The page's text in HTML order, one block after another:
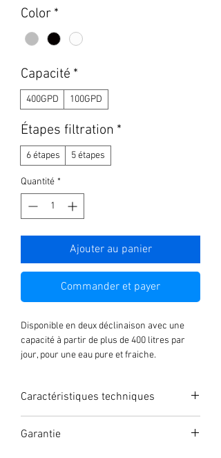
Color *
Capacité *
400GPD 100GPD
Étapes filtration *
6 étapes 5 étapes
Quantité *
Ajouter au panier
Commander et payer
Disponible en deux déclinaison avec une
capacité à partir de plus de 400 litres par
jour, pour une eau pure et fraiche.
Osmoseur sous évier 400 GPD
Pour une filtration haute qualité
Caractéristiques techniques
Puissance
Garantie